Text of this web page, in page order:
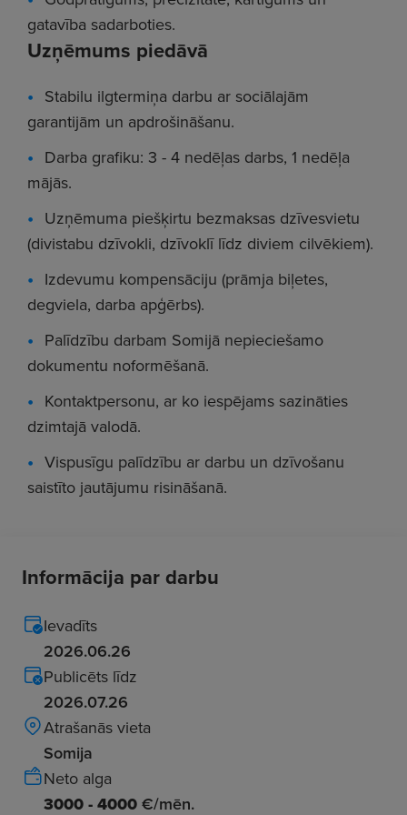
gatavība sadarboties.
Uzņēmums piedāvā
Stabilu ilgtermiņa darbu ar sociālajām
garantijām un apdrošināšanu.
Darba grafiku: 3 - 4 nedēļas darbs, 1 nedēļa
mājās.
Uzņēmuma piešķirtu bezmaksas dzīvesvietu
(divistabu dzīvokli, dzīvoklī līdz diviem cilvēkiem).
Izdevumu kompensāciju (prāmja biļetes,
degviela, darba apģērbs).
Palīdzību darbam Somijā nepieciešamo
dokumentu noformēšanā.
Kontaktpersonu, ar ko iespējams sazināties
dzimtajā valodā.
Vispusīgu palīdzību ar darbu un dzīvošanu
saistīto jautājumu risināšanā.
Informācija par darbu
Ievadīts
2026.06.26
Publicēts līdz
2026.07.26
Atrašanās vieta
Somija
Neto alga
3000 - 4000 €/mēn.